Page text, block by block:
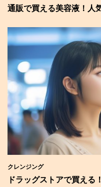
通販で買える美容液！人
クレンジング
ドラッグストアで買える